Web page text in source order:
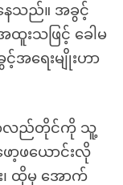
ေသည်။ အခွင့်
းသဖြင့် ခေါမ
ရေးမျိုးဟာ
ာ့လည်တိုင်ကို သူ့
ဖယောင်းလို
း၊ ထိုမှ အောက်